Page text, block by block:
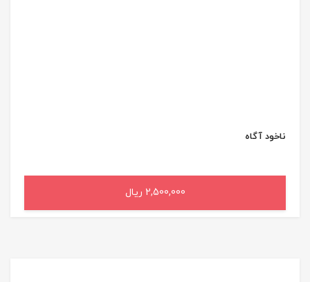
ناخود آگاه
2,500,000 ریال
افزودن به سبد خرید